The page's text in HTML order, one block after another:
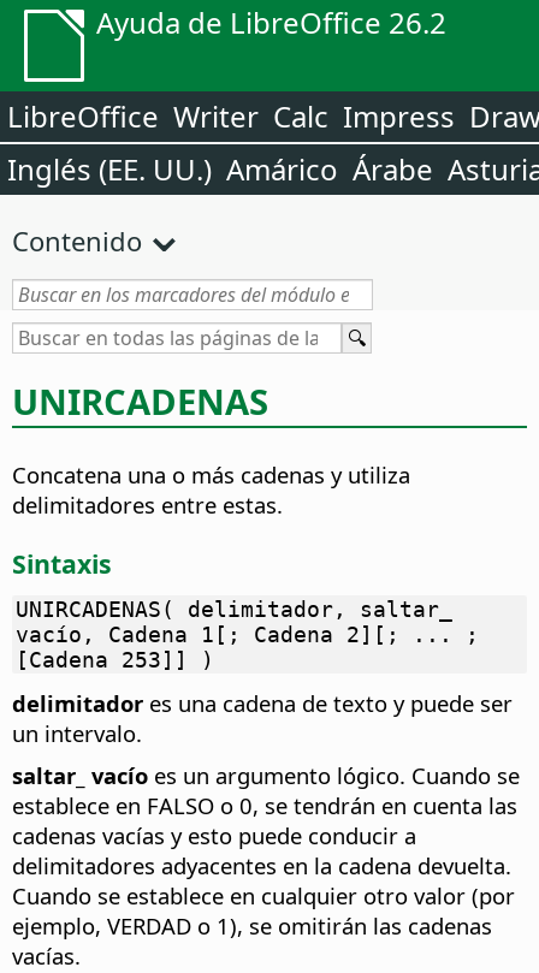
Ayuda de LibreOffice 26.2
LibreOffice Writer Calc Impress
Inglés (EE. UU.) Amárico Árabe
Contenido
UNIRCADENAS
Concatena una o más cadenas y utiliza
delimitadores entre estas.
Sintaxis
UNIRCADENAS( delimitador, saltar_
vacío, Cadena 1[; Cadena 2][; ... ;
[Cadena 253]] )
delimitador es una cadena de texto y puede ser
un intervalo.
saltar_ vacío es un argumento lógico. Cuando se
establece en FALSO o 0, se tendrán en cuenta las
cadenas vacías y esto puede conducir a
delimitadores adyacentes en la cadena devuelta.
Cuando se establece en cualquier otro valor (por
ejemplo, VERDAD o 1), se omitirán las cadenas
vacías.